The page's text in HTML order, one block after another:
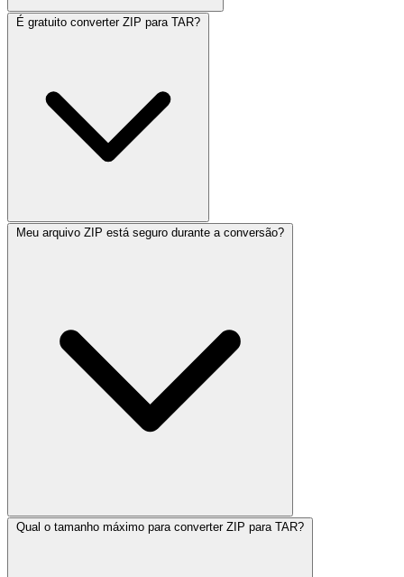
É gratuito converter ZIP para TAR?
Meu arquivo ZIP está seguro durante a conversão?
Qual o tamanho máximo para converter ZIP para TAR?